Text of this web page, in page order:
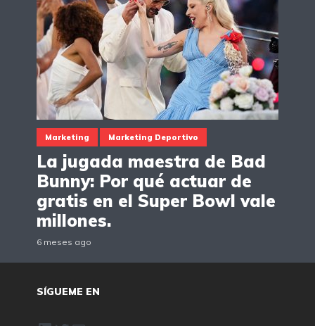
Marketing Marketing Deportivo
La jugada maestra de Bad
Bunny: Por qué actuar de
gratis en el Super Bowl vale
millones.
6 meses ago
SÍGUEME EN